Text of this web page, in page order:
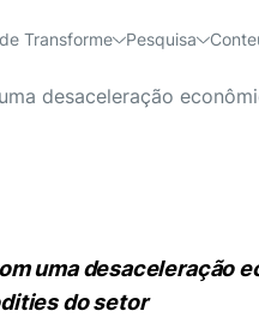
Transforme Pesquisa
desaceleração
uma desaceleração
do setor